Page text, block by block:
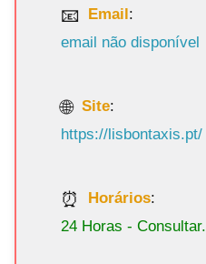
Email:
email não disponível
Site:
https://lisbontaxis.pt/
Horários:
24 Horas - Consultar.